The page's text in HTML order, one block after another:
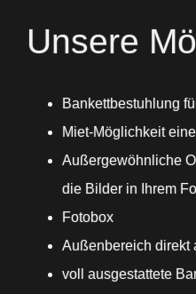
Unsere
Bankettbestuhlung
Miet-Möglichkeit
Außergewöhnliche
die Bilder in Ihrem
Fotobox
Außenbereich direkt
voll ausgestattete